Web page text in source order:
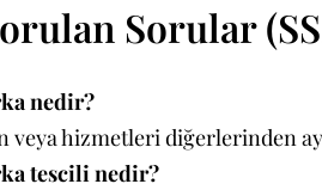
Sorular
nedir?
veya hizmetleri diğerlerinden
tescili nedir?